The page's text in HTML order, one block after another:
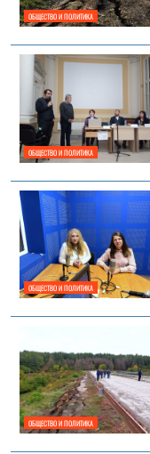
ОБЩЕСТВО И ПОЛИТИКА
ОБЩЕСТВО И ПОЛИТИКА
ОБЩЕСТВО И ПОЛИТИКА
ОБЩЕСТВО И ПОЛИТИКА